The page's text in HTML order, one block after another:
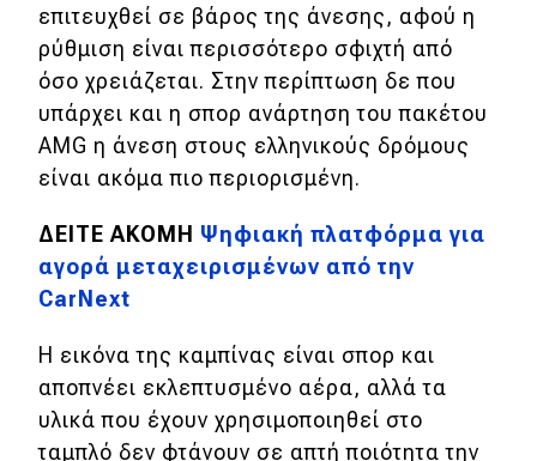
επιτευχθεί σε βάρος της άνεσης, αφού η
ρύθμιση είναι περισσότερο σφιχτή από
όσο χρειάζεται. Στην περίπτωση δε που
υπάρχει και η σπορ ανάρτηση του πακέτου
AMG η άνεση στους ελληνικούς δρόμους
είναι ακόμα πιο περιορισμένη.
ΔΕΙΤΕ ΑΚΟΜΗ Ψηφιακή πλατφόρμα για
αγορά μεταχειρισμένων από την
CarNext
Η εικόνα της καμπίνας είναι σπορ και
αποπνέει εκλεπτυσμένο αέρα, αλλά τα
υλικά που έχουν χρησιμοποιηθεί στο
ταμπλό δεν φτάνουν σε απτή ποιότητα την